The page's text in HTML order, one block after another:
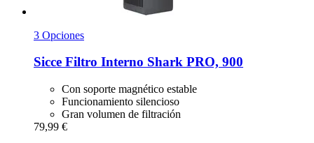
3 Opciones
Sicce Filtro Interno Shark PRO, 900
Con soporte magnético estable
Funcionamiento silencioso
Gran volumen de filtración
79,99 €